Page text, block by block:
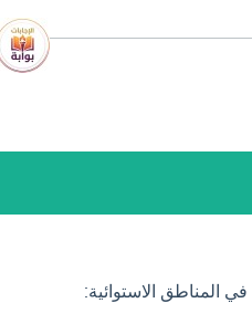
المناطق الاستوائية: